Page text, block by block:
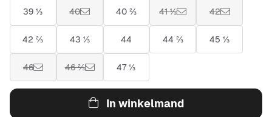
39 ⅓ 40 40 ⅔ 41 ⅓ 42
42 ⅔ 43 ⅓ 44 44 ⅔ 45 ⅓
46 46 ⅔ 47 ⅓
In winkelmand